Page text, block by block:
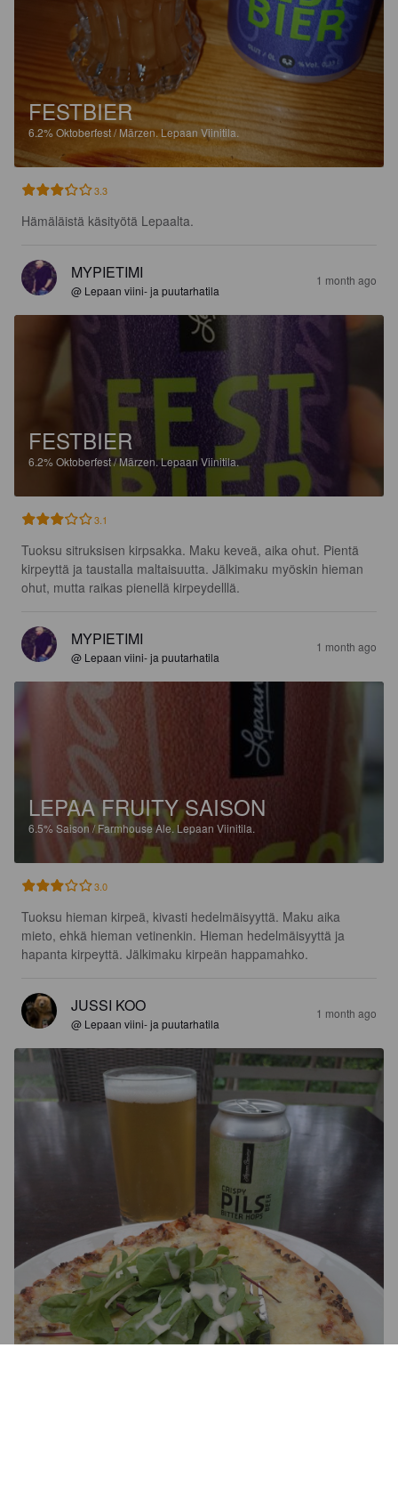
FESTBIER
6.2%Oktoberfest / Märzen.Lepaan Viinitila.
3.3
Hämäläistä käsityötä Lepaalta.
MYPIETIMI
@ Lepaan viini- ja puutarhatila
1 month ago
FESTBIER
6.2%Oktoberfest / Märzen.Lepaan Viinitila.
3.1
Tuoksu sitruksisen kirpsakka. Maku keveä, aika ohut. Pientä
kirpeyttä ja taustalla maltaisuutta. Jälkimaku myöskin hieman
ohut, mutta raikas pienellä kirpeydelllä.
MYPIETIMI
@ Lepaan viini- ja puutarhatila
1 month ago
LEPAA FRUITY SAISON
6.5% Saison / Farmhouse Ale.Lepaan Viinitila.
3.0
Tuoksu hieman kirpeä, kivasti hedelmäisyyttä. Maku aika
mieto, ehkä hieman vetinenkin. Hieman hedelmäisyyttä ja
hapanta kirpeyttä. Jälkimaku kirpeän happamahko.
JUSSI KOO
@ Lepaan viini- ja puutarhatila
1 month ago